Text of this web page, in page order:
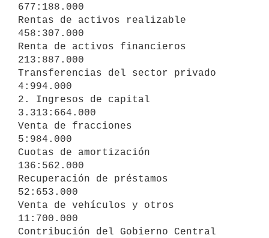
677:188.000
Rentas de activos realizable
458:307.000
Renta de activos financieros
213:887.000
Transferencias del sector privado
4:994.000
2. Ingresos de capital
3.313:664.000
Venta de fracciones
5:984.000
Cuotas de amortización
136:562.000
Recuperación de préstamos
52:653.000
Venta de vehículos y otros
11:700.000
Contribución del Gobierno Central